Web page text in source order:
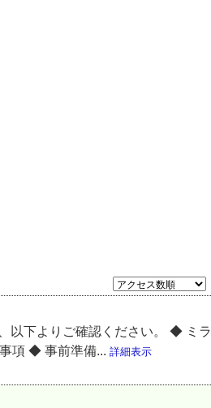
以下よりご確認ください。 ◆ ミラ
◆ 事前準備... 詳細表示